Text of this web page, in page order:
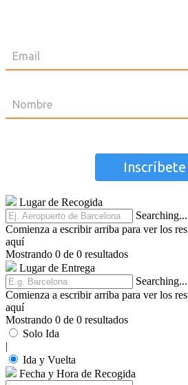
Lugar de Recogida
Searching...
Comienza a escribir arriba para ver los
aquí
Mostrando 0 de 0 resultados
Lugar de Entrega
Searching...
Comienza a escribir arriba para ver los
aquí
Mostrando 0 de 0 resultados
Solo Ida
|
Ida y Vuelta
Fecha y Hora de Recogida